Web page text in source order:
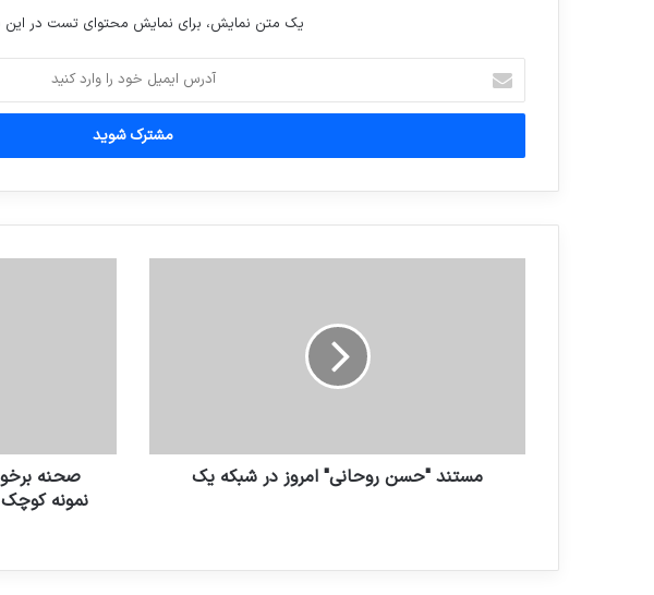
یک متن نمایش، برای نمایش محتوای تست در
آدرس
ایمیل
خود
وارد
مستند "حسن روحانی" امروز در شبکه یک
صحنه
نمونه